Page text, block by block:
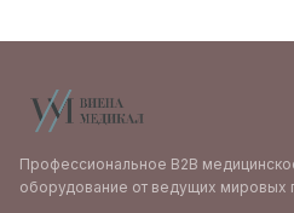
Профессиональное B2B
оборудование от ведущих мировых